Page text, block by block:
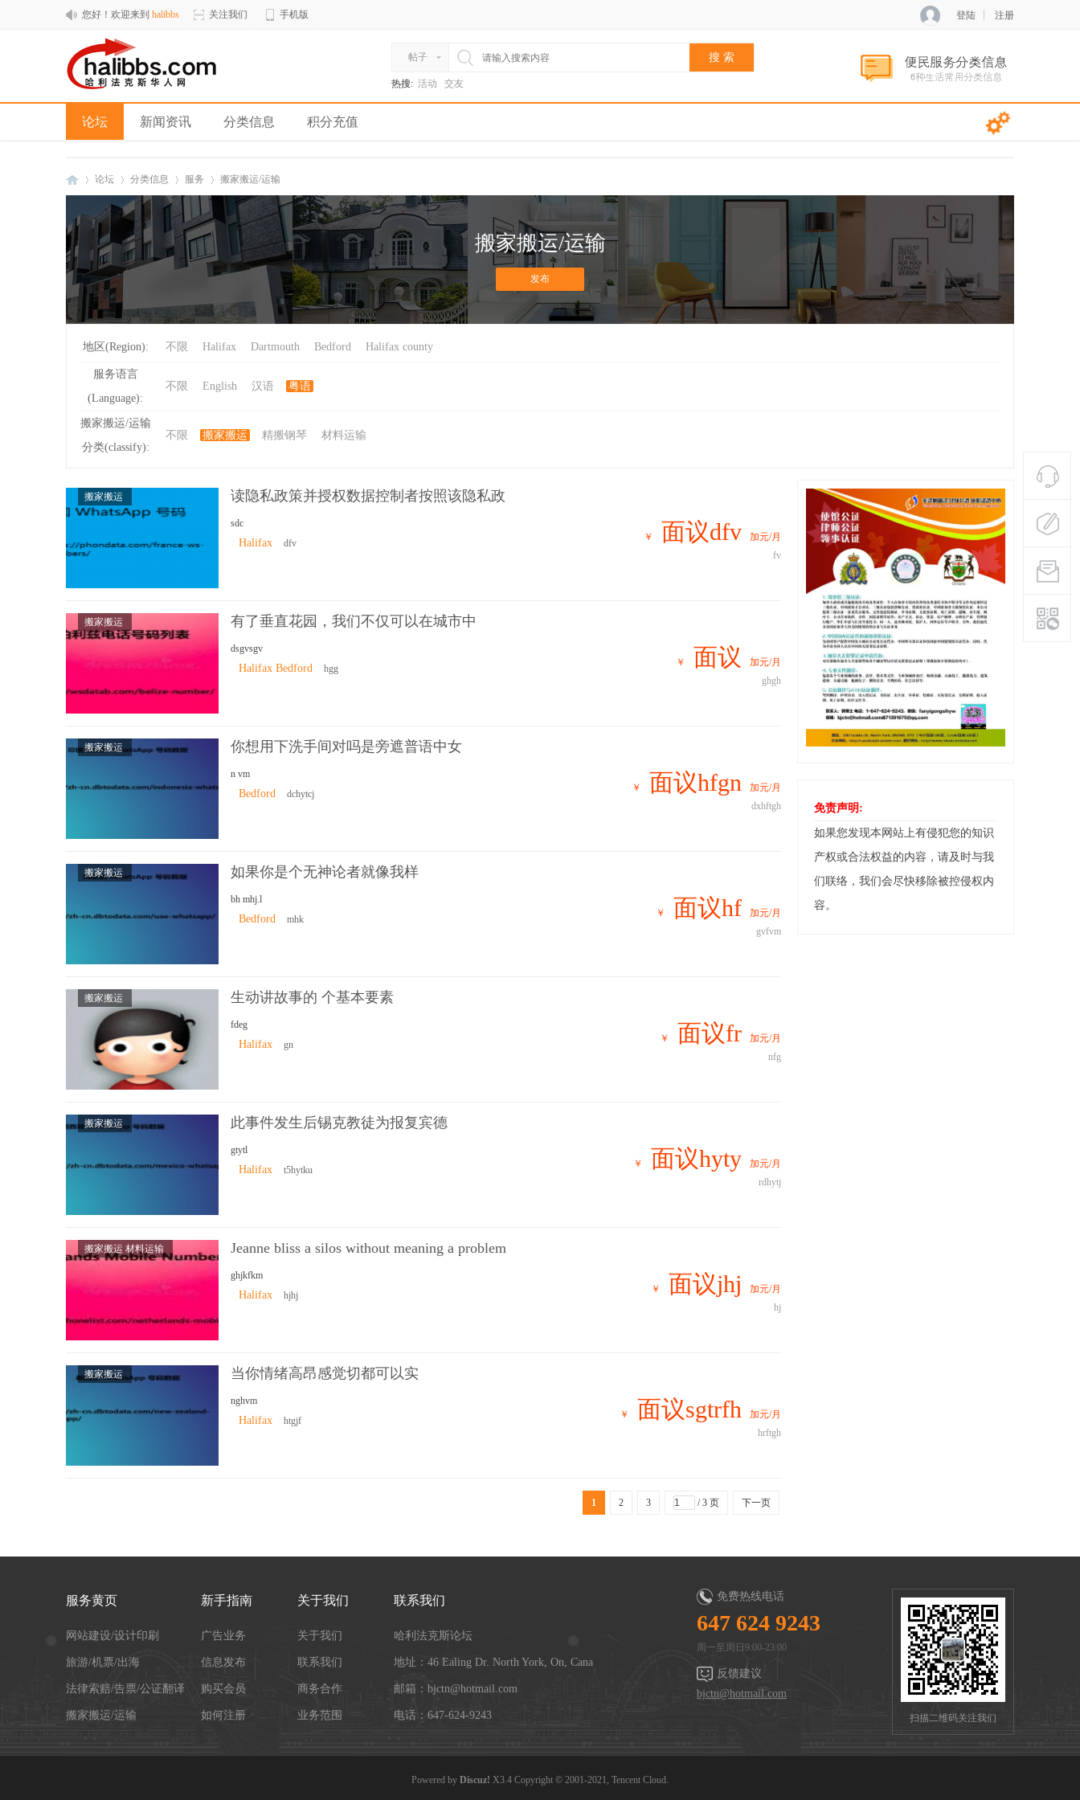
您好！欢迎来到 halibbs 关注我们 手机版 登陆 注册
帖子 搜 索
热搜: 活动 交友
论坛 新闻资讯 分类信息 积分充值
hal
论坛 分类信息
›
服务
›
搬家搬运/运输
搬家搬运/运输
发布
地区(Region): 不限 Halifax Dartmouth Bedford Halifax county
服务语言
(Language):
不限 English 汉语 粤语
搬家搬运/运输
分类(classify):
不限 搬家搬运 精搬钢琴 材料运输
搬家搬运 读隐私政策并授权数据控制者按照该隐私政
sdc
Halifax dfv
￥ 面议dfv
加元/月
fv
搬家搬运 有了垂直花园，我们不仅可以在城市中
dsgvsgv
Halifax Bedford hgg
￥ 面议
加元/月
ghgh
搬家搬运 你想用下洗手间对吗是旁遮普语中女
n vm
Bedford dchytcj
￥ 面议hfgn
加元/月
dxhftgh
搬家搬运 如果你是个无神论者就像我样
bh mhj.l
Bedford mhk
￥ 面议hf
加元/月
gvfvm
搬家搬运 生动讲故事的 个基本要素
fdeg
Halifax gn
￥ 面议fr
加元/月
nfg
搬家搬运 此事件发生后锡克教徒为报复宾德
gtytl
Halifax t5hytku
￥ 面议hyty
加元/月
rdhytj
搬家搬运 材料运输 Jeanne bliss a silos without meaning a problem
ghjkfkm
Halifax hjhj
￥ 面议jhj
加元/月
hj
搬家搬运 当你情绪高昂感觉切都可以实
nghvm
Halifax htgjf
￥ 面议sgtrfh
加元/月
hrftgh
1 2 3 / 3 页 下一页
免责声明:
如果您发现本网站上有侵犯您的知识
产权或合法权益的内容，请及时与我
们联络，我们会尽快移除被控侵权内
容。
服务黄页
网站建设/设计印刷
旅游/机票/出海
法律索赔/告票/公证翻译
搬家搬运/运输
新手指南
广告业务
信息发布
购买会员
如何注册
关于我们
关于我们
联系我们
商务合作
业务范围
联系我们
哈利法克斯论坛
地址：46 Ealing Dr. North York, On, Cana
邮箱：bjctn@hotmail.com
电话：647-624-9243
免费热线电话
647 624 9243
周一至周日9:00-23:00
反馈建议
bjctn@hotmail.com
扫描二维码关注我们
Powered by Discuz! X3.4 Copyright © 2001-2021, Tencent Cloud.